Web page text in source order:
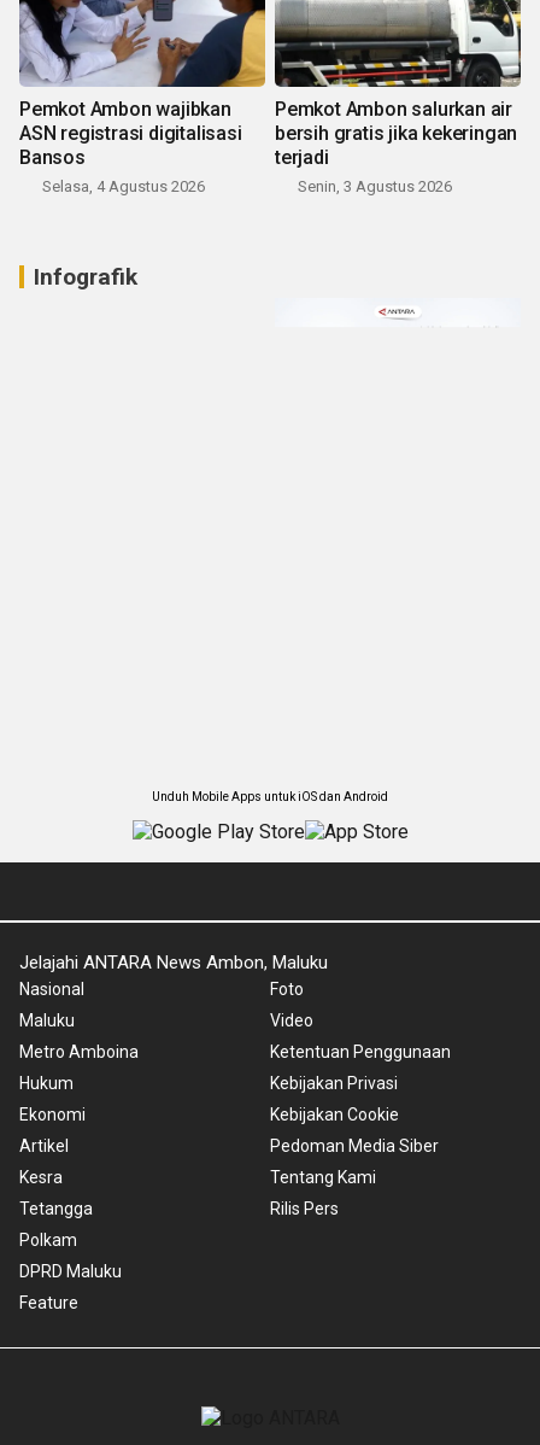
Pemkot Ambon wajibkan
ASN registrasi digitalisasi
Bansos
Selasa, 4 Agustus 2026
Pemkot Ambon salurkan air
bersih gratis jika kekeringan
terjadi
Senin, 3 Agustus 2026
Infografik
Unduh Mobile Apps untuk iOS dan Android
Jelajahi ANTARA News Ambon, Maluku
Nasional
Maluku
Metro Amboina
Hukum
Ekonomi
Artikel
Kesra
Tetangga
Polkam
DPRD Maluku
Feature
Foto
Video
Ketentuan Penggunaan
Kebijakan Privasi
Kebijakan Cookie
Pedoman Media Siber
Tentang Kami
Rilis Pers